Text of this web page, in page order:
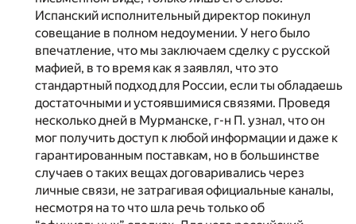
Испанский исполнительный директор покинул
совещание в полном недоумении. У него было
впечатление, что мы заключаем сделку с русской
мафией, в то время как я заявлял, что это
стандартный подход для России, если ты обладаешь
достаточными и устоявшимися связями. Проведя
несколько дней в Мурманске, г-н П. узнал, что он
мог получить доступ к любой информации и даже к
гарантированным поставкам, но в большинстве
случаев о таких вещах договаривались через
личные связи, не затрагивая официальные каналы,
несмотря на то что шла речь только об